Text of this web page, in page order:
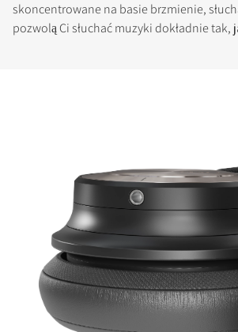
skoncentrowane na basie brzmienie,
pozwolą Ci słuchać muzyki dokładnie tak,